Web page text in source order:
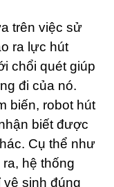
trên việc sử
ra lực hút
chổi quét giúp
đi của nó.
biến, robot hút
biết được
Cụ thể như
hệ thống
sinh đúng